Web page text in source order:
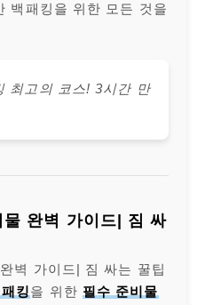
백패킹을 위한 모든 것을
최고의 코스! 3시간 만
완벽 가이드| 짐 싸
벽 가이드| 짐 싸는 꿀팁
킹을 위한 필수 준비물